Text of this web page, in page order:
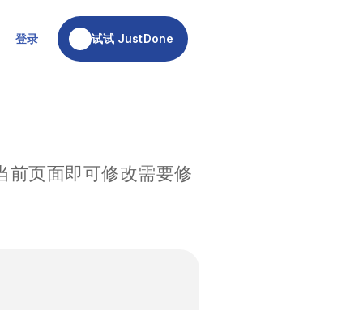
登录 试试 JustDone
前页面即可修改需要修